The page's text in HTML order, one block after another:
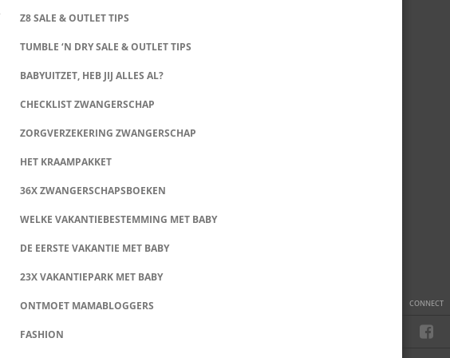
CONNECT
Z8 SALE & OUTLET TIPS
TUMBLE ‘N DRY SALE & OUTLET TIPS
BABYUITZET, HEB JIJ ALLES AL?
CHECKLIST ZWANGERSCHAP
ZORGVERZEKERING ZWANGERSCHAP
HET KRAAMPAKKET
36X ZWANGERSCHAPSBOEKEN
WELKE VAKANTIEBESTEMMING MET BABY
DE EERSTE VAKANTIE MET BABY
23X VAKANTIEPARK MET BABY
ONTMOET MAMABLOGGERS
FASHION